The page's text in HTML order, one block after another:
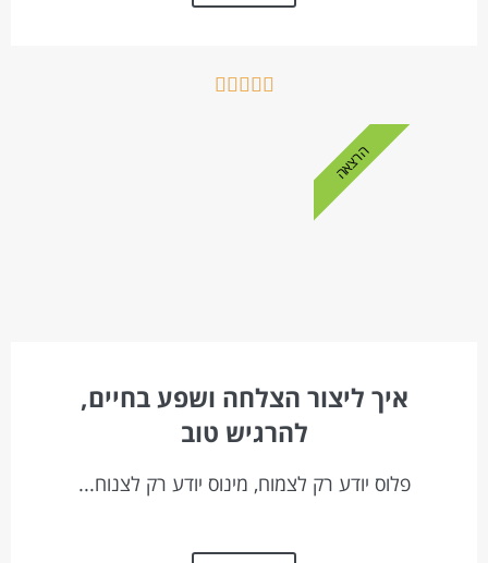





איך ליצור הצלחה ושפע בחיים,
להרגיש טוב
פלוס יודע רק לצמוח, מינוס יודע רק לצנוח...
הרצאה